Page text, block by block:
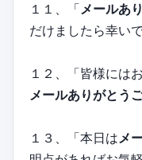
１１、「メールあ
だけましたら幸いで
１２、「皆様には
メールありがとう
１３、「本日はメ